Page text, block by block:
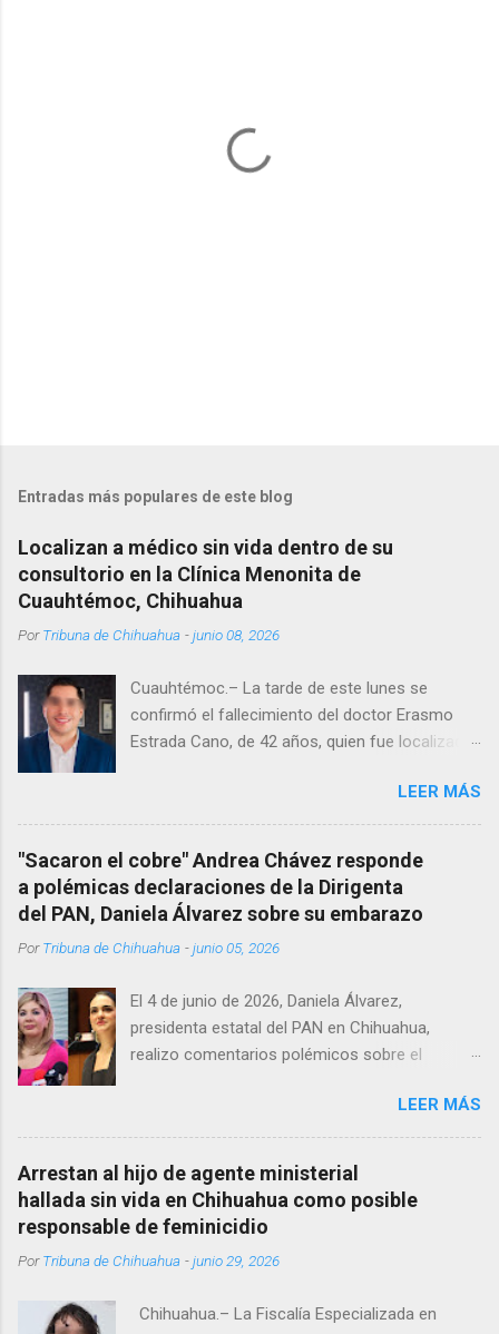
Entradas más populares de este blog
Localizan a médico sin vida dentro de su
consultorio en la Clínica Menonita de
Cuauhtémoc, Chihuahua
PorTribuna de Chihuahua -junio 08, 2026
Cuauhtémoc.– La tarde de este lunes se
confirmó el fallecimiento del doctor Erasmo
Estrada Cano, de 42 años, quien fue localizado
Menonita, ubicada en el kilómetro 10 del
Corredor Comercial. Según reportes el médico
se habría quitado la vida mientras permanecía
encerrado en el consultorio, por lo que
autoridades tuvieron que derribar la puerta,
Estrada, quien se desempeñó como presidente
un médico reconocido en la región.
LEER MÁS
"Sacaron el cobre" Andrea Chávez responde
a polémicas declaraciones de la Dirigenta
del PAN, Daniela Álvarez sobre su embarazo
PorTribuna de Chihuahua -junio 05, 2026
El 4 de junio de 2026, Daniela Álvarez,
presidenta estatal del PAN en Chihuahua,
realizo comentarios polémicos sobre el
Chávez. “acuérdense que su bebé está por
nacer”, expresó al ser cuestionada sobre si la
retaría a tomarse una foto en un restaurante
de Texas como una prueba de que si cuenta
con VISA Álvarez añadió: “Yo no sé dónde irá a
emociones fuertes, ¿Qué tal si se le ocurre que
cruzar y luego le den un susto, y pues la
LEER MÁS
Arrestan al hijo de agente ministerial
hallada sin vida en Chihuahua como posible
responsable de feminicidio
PorTribuna de Chihuahua -junio 29, 2026
Chihuahua.– La Fiscalía Especializada en